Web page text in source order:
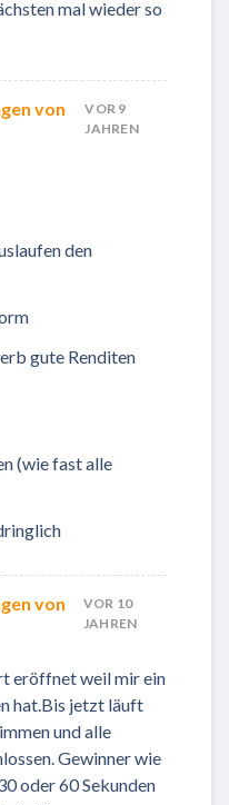
mal wieder so
von
VOR 9
JAHREN
den
gute Renditen
(wie fast alle
von
VOR 10
JAHREN
eröffnet weil mir ein
hat.Bis jetzt läuft
und alle
Gewinner wie
oder 60 Sekunden